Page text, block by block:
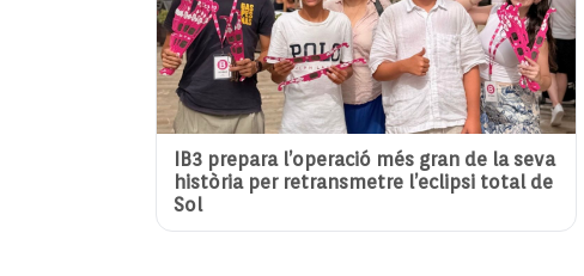
IB3 prepara l’operació més gran de la seva
història per retransmetre l’eclipsi total de
Sol